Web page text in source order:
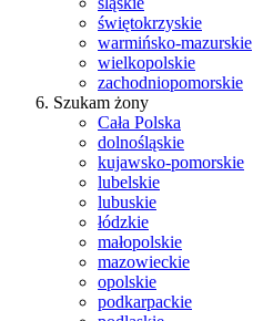
świętokrzyskie
warmińsko-mazurskie
wielkopolskie
zachodniopomorskie
Szukam żony
Cała Polska
dolnośląskie
kujawsko-pomorskie
lubelskie
lubuskie
łódzkie
małopolskie
mazowieckie
opolskie
podkarpackie